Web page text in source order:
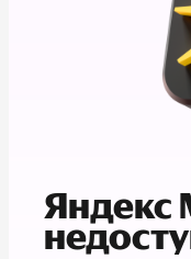
Яндекс